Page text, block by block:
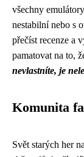
všechny
nestabilní nebo s
přečíst recenze a
pamatovat na to,
nevlastníte, je
Komunita
Svět starých her